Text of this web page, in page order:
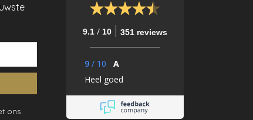
ons
9.1 / 10 351 reviews
9 / 10
A
Heel goed